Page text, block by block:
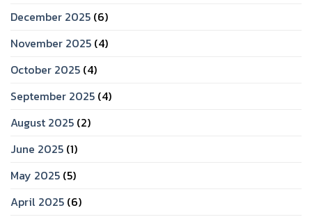
December 2025 (6)
November 2025 (4)
October 2025 (4)
September 2025 (4)
August 2025 (2)
June 2025 (1)
May 2025 (5)
April 2025 (6)